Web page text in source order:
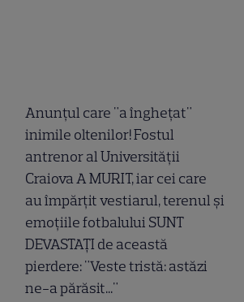
Anunțul care "a înghețat"
inimile oltenilor! Fostul
antrenor al Universității
Craiova A MURIT, iar cei care
au împărțit vestiarul, terenul și
emoțiile fotbalului SUNT
DEVASTAȚI de această
pierdere: "Veste tristă: astăzi
ne-a părăsit..."